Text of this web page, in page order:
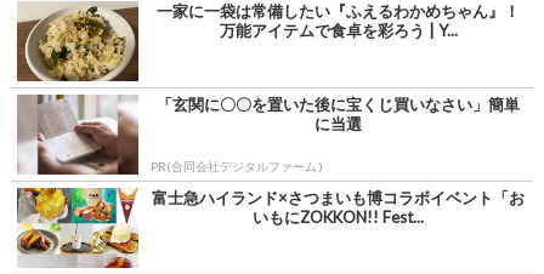
一家に一袋は常備したい『ふえるわかめちゃん』！
万能アイテムで食卓を彩ろう | Y...
「玄関に〇〇を置いた後に宝くじ買いなさい」簡単
に当選
PR(合同会社デジタルファーム )
富士急ハイランド×さつまいも博コラボイベント「お
いもにZOKKON!! Fest...